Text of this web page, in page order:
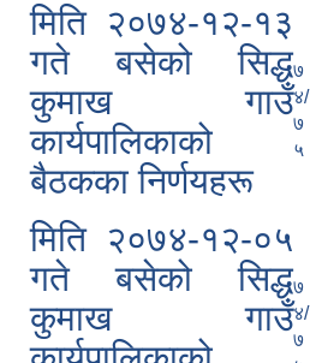
मिति २०७४-१२-१३
गते बसेको सिद्ध
कुमाख गाउँ
कार्यपालिकाको
बैठकका निर्णयहरू
७
४/
७
५
मिति २०७४-१२-०५
गते बसेको सिद्ध
कुमाख गाउँ
७
४/
७